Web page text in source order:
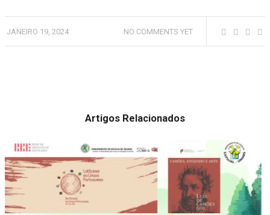
JANEIRO 19, 2024 NO COMMENTS YET
Artigos Relacionados